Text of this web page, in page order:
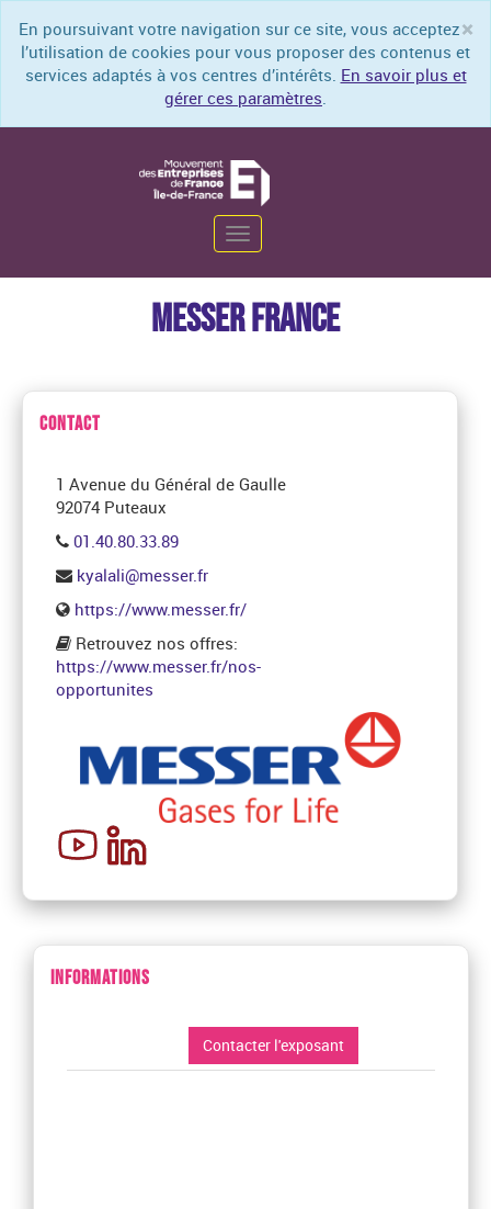
×
En poursuivant votre navigation sur ce site, vous acceptez
l’utilisation de cookies pour vous proposer des contenus et
services adaptés à vos centres d’intérêts. En savoir plus et
gérer ces paramètres.
Toggle
navigation
MESSER FRANCE
CONTACT
1 Avenue du Général de Gaulle
92074 Puteaux
01.40.80.33.89
kyalali@messer.fr
https://www.messer.fr/
Retrouvez nos offres:
https://www.messer.fr/nos-
opportunites
INFORMATIONS
Contacter l'exposant